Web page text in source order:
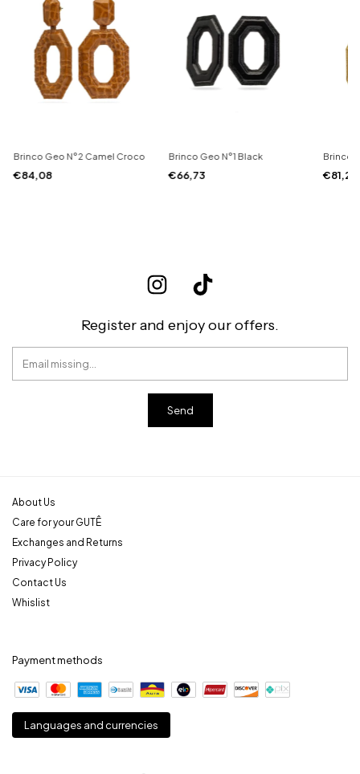
Brinco Geo N°2 Camel Croco
€84,08
Brinco Geo N°1 Black
€66,73
Brinco
€81,22
Register and enjoy our offers.
About Us
Care for your GUTÊ
Exchanges and Returns
Privacy Policy
Contact Us
Whislist
Payment methods
Languages and currencies